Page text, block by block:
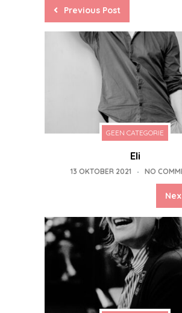
Previous Post
GEEN CATEGORIE
Eli
13 OKTOBER 2021 NO